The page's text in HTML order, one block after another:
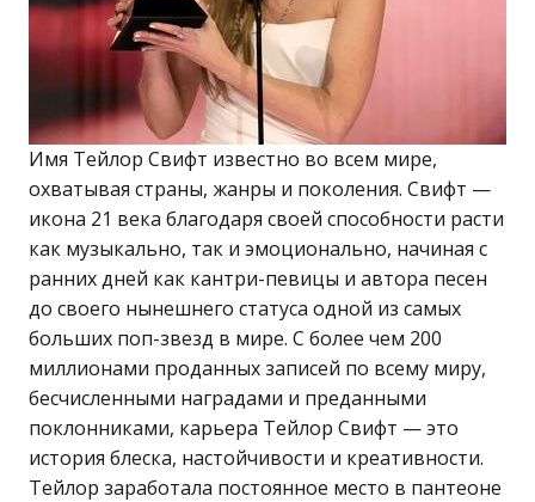
Имя Тейлор Свифт известно во всем мире,
охватывая страны, жанры и поколения. Свифт —
икона 21 века благодаря своей способности расти
как музыкально, так и эмоционально, начиная с
ранних дней как кантри-певицы и автора песен
до своего нынешнего статуса одной из самых
больших поп-звезд в мире. С более чем 200
миллионами проданных записей по всему миру,
бесчисленными наградами и преданными
поклонниками, карьера Тейлор Свифт — это
история блеска, настойчивости и креативности.
Тейлор заработала постоянное место в пантеоне